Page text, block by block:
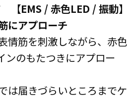
EMS / 赤色LED / 振動】
にアプローチ
情筋を刺激しながら、赤色
ンのもたつきにアプロー
は届きづらいところまでケ